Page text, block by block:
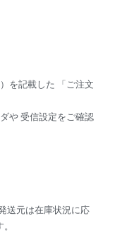
を記載した 「ご注文
や 受信設定をご確認
送元は在庫状況に応